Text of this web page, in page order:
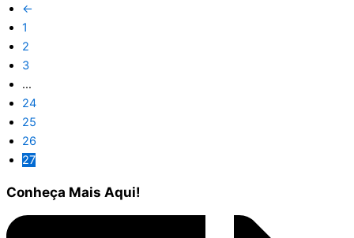
←
1
2
3
…
24
25
26
27
Conheça Mais Aqui!